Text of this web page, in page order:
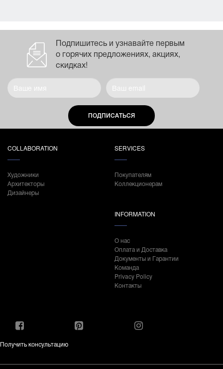
Подпишитесь и узнавайте первым
о горячих предложениях, акциях,
скидках!
ПОДПИСАТЬСЯ
COLLABORATION
Художники
Архитекторы
Дизайнеры
SERVICES
Покупателям
Коллекционерам
INFORMATION
О нас
Оплата и Доставка
Документы и Гарантии
Команда
Privacy Policy
Контакты
Получить консультацию